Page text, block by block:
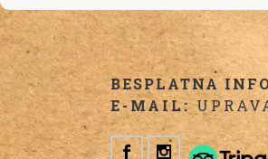
BESPLATNA
E-MAIL: